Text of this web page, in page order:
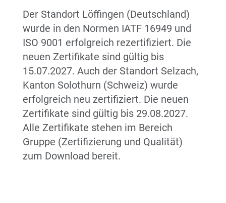
Der Standort Löffingen (Deutschland)
wurde in den Normen IATF 16949 und
ISO 9001 erfolgreich rezertifiziert. Die
neuen Zertifikate sind gültig bis
15.07.2027. Auch der Standort Selzach,
Kanton Solothurn (Schweiz) wurde
erfolgreich neu zertifiziert. Die neuen
Zertifikate sind gültig bis 29.08.2027.
Alle Zertifikate stehen im Bereich
Gruppe (Zertifizierung und Qualität)
zum Download bereit.